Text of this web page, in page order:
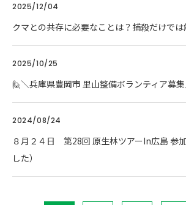
2025/12/04
クマとの共存に必要なことは？捕殺だけで
2025/10/25
🙋＼兵庫県豊岡市 里山整備ボランティア募
2024/08/24
８月２４日 第28回 原生林ツアーIn広島 参加
した）